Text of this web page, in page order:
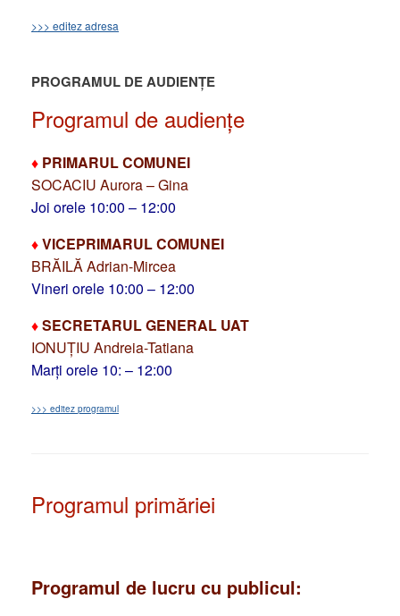
>>> editez adresa
PROGRAMUL DE AUDIENȚE
Programul de audiențe
♦ PRIMARUL COMUNEI
SOCACIU Aurora – Gina
Joi orele 10:00 – 12:00
♦VICEPRIMARUL COMUNEI
BRĂILĂ Adrian-Mircea
Vineri orele 10:00 – 12:00
♦SECRETARUL GENERAL UAT
IONUȚIU Andreia-Tatiana
Marți orele 10: – 12:00
>>> editez programul
Programul primăriei
Programul de lucru cu publicul: